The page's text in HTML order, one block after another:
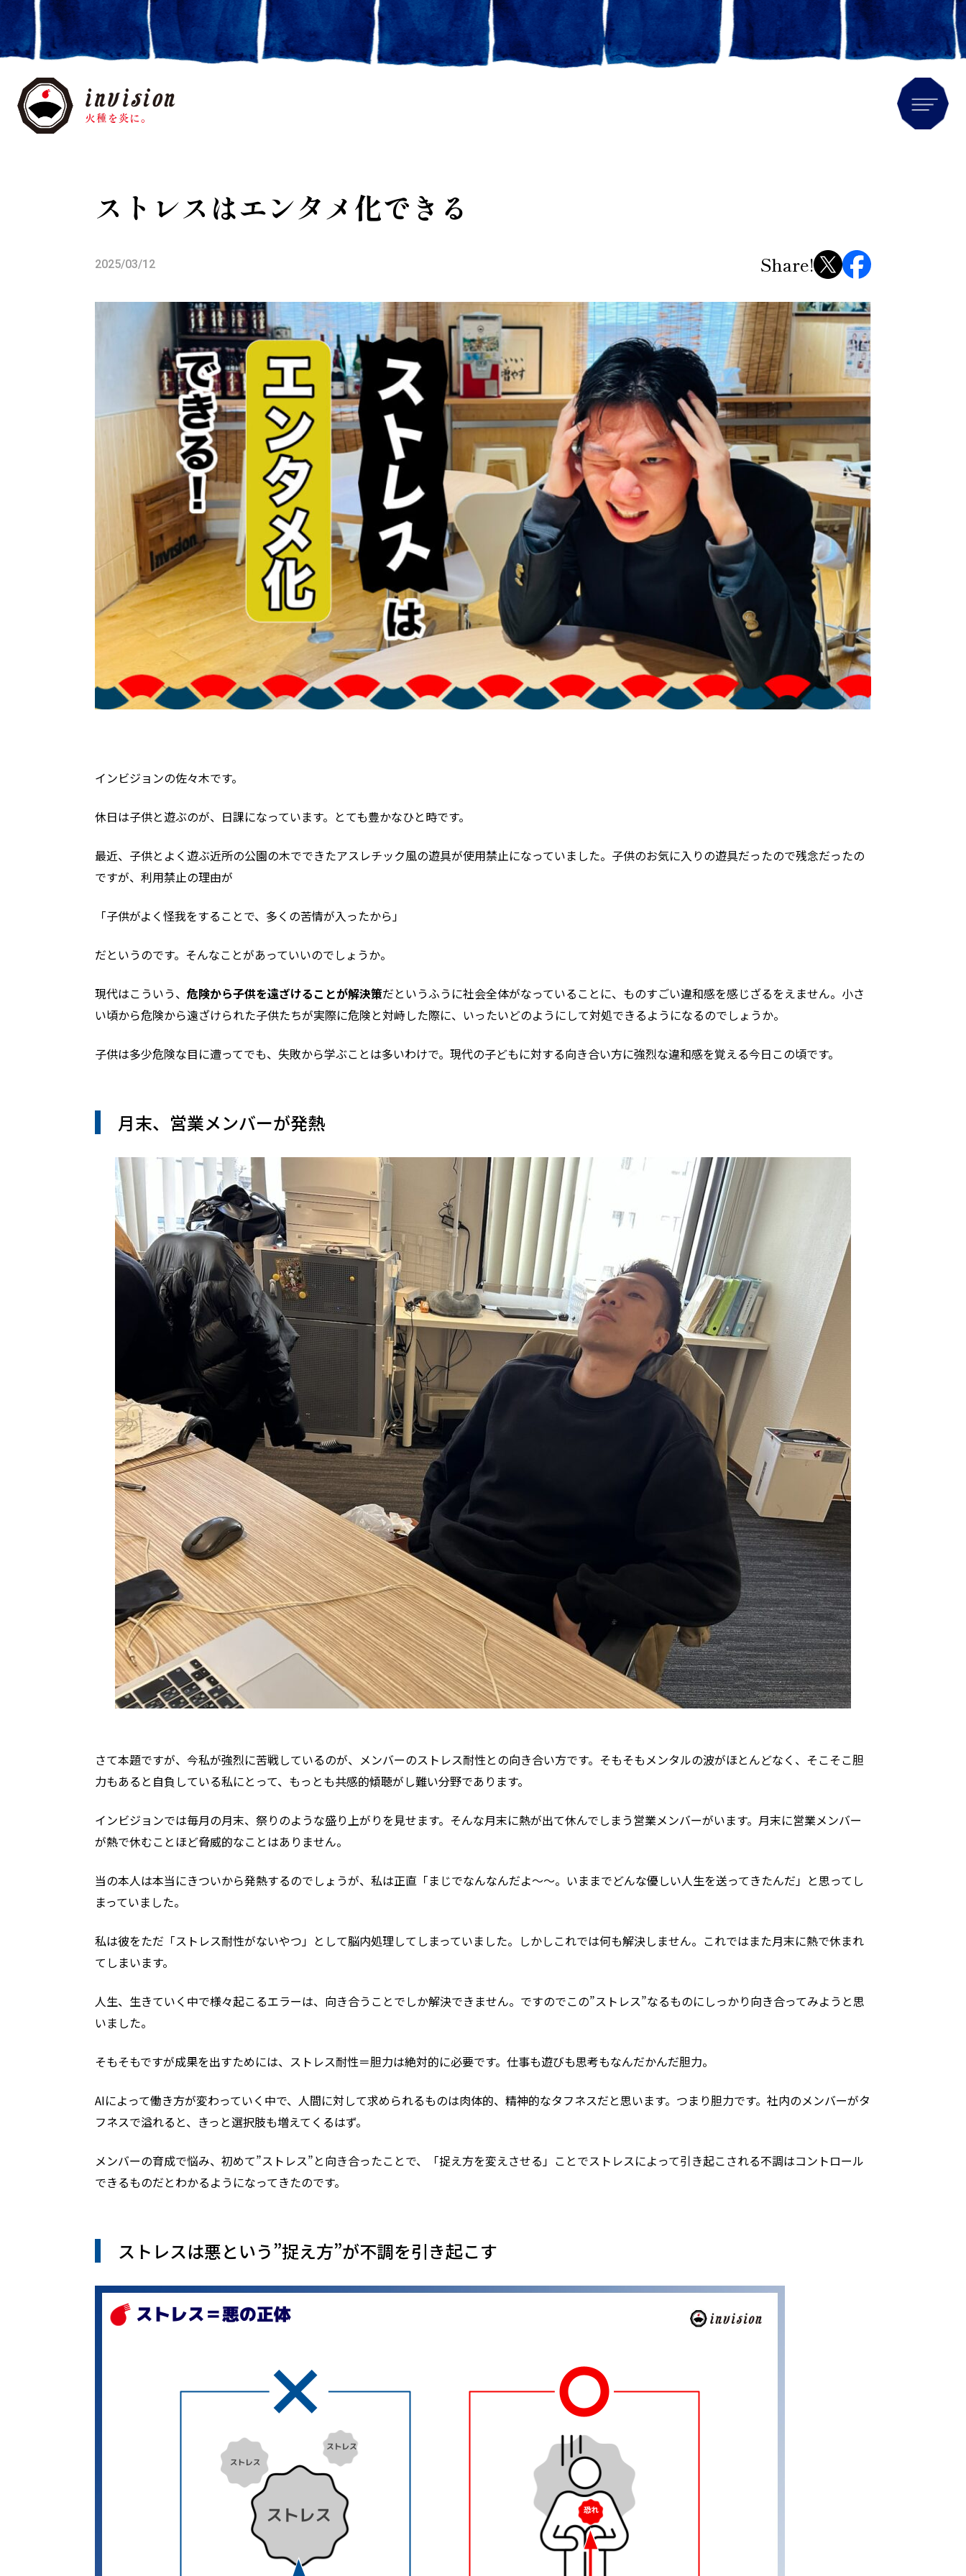
ストレスはエンタメ化できる
2025/03/12 Share!
インビジョンの佐々木です。
休日は子供と遊ぶのが、日課になっています。とても豊かなひと時です。
最近、子供とよく遊ぶ近所の公園の木でできたアスレチック風の遊具が使用禁止になっていました。子供のお気に入りの遊具だったので残念だったの
ですが、利用禁止の理由が
「子供がよく怪我をすることで、多くの苦情が入ったから」
だというのです。そんなことがあっていいのでしょうか。
現代はこういう、 危険から子供を遠ざけることが解決策だというふうに社会全体がなっていることに、ものすごい違和感を感じざるをえません。小さ
い頃から危険から遠ざけられた子供たちが実際に危険と対峙した際に、いったいどのようにして対処できるようになるのでしょうか。
子供は多少危険な目に遭ってでも、失敗から学ぶことは多いわけで。現代の子どもに対する向き合い方に強烈な違和感を覚える今日この頃です。
月末、営業メンバーが発熱
さて本題ですが、今私が強烈に苦戦しているのが、メンバーのストレス耐性との向き合い方です。そもそもメンタルの波がほとんどなく、そこそこ胆
力もあると自負している私にとって、もっとも共感的傾聴がし難い分野であります。
インビジョンでは毎月の月末、祭りのような盛り上がりを見せます。そんな月末に熱が出て休んでしまう営業メンバーがいます。月末に営業メンバー
が熱で休むことほど脅威的なことはありません。
当の本人は本当にきついから発熱するのでしょうが、私は正直「まじでなんなんだよ〜〜。いままでどんな優しい人生を送ってきたんだ」と思ってし
まっていました。
私は彼をただ「ストレス耐性がないやつ」として脳内処理してしまっていました。しかしこれでは何も解決しません。これではまた月末に熱で休まれ
てしまいます。
人生、生きていく中で様々起こるエラーは、向き合うことでしか解決できません。ですのでこの”ストレス”なるものにしっかり向き合ってみようと思
いました。
そもそもですが成果を出すためには、ストレス耐性＝胆力は絶対的に必要です。仕事も遊びも思考もなんだかんだ胆力。
AIによって働き方が変わっていく中で、人間に対して求められるものは肉体的、精神的なタフネスだと思います。つまり胆力です。社内のメンバーがタ
フネスで溢れると、きっと選択肢も増えてくるはず。
メンバーの育成で悩み、初めて”ストレス”と向き合ったことで、「捉え方を変えさせる」ことでストレスによって引き起こされる不調はコントロール
できるものだとわかるようになってきたのです。
ストレスは悪という”捉え方”が不調を引き起こす